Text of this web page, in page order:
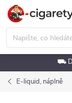
Přejít
obsah
⛟
E-liquid, náplně